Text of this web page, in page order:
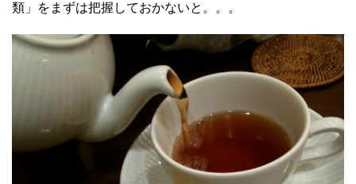
類」をまずは把握しておかないと。。。